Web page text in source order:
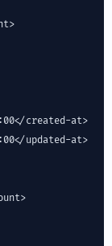
created-at>
updated-at>